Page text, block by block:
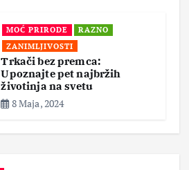
MOĆ PRIRODE
RAZNO
ZANIMLJIVOSTI
Trkači bez premca:
Upoznajte pet najbržih
životinja na svetu
8 Maja, 2024